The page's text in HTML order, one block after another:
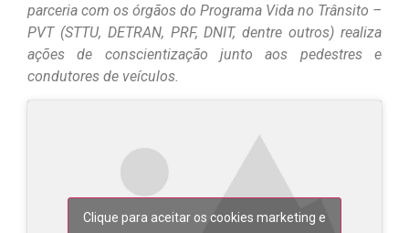
parceria com os órgãos do Programa Vida no Trânsito –
PVT (STTU, DETRAN, PRF, DNIT, dentre outros) realiza
ações de conscientização junto aos pedestres e
condutores de veículos.
Clique para aceitar os cookies marketing e